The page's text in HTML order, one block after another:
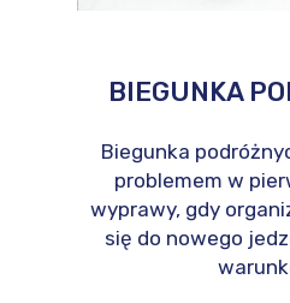
BIEGUNKA
Biegunka
problemem w
wyprawy, gdy
się do nowego